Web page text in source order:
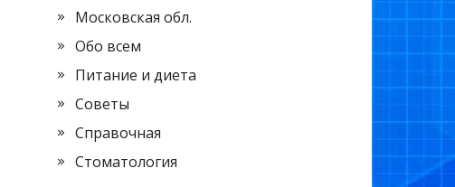
Московская обл.
Обо всем
Питание и диета
Советы
Справочная
Стоматология